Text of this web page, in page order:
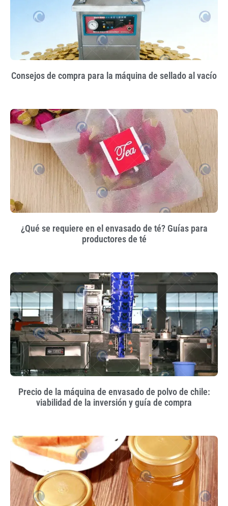
Consejos de compra para la máquina de sellado al vacío
¿Qué se requiere en el envasado de té? Guías para
productores de té
Precio de la máquina de envasado de polvo de chile:
viabilidad de la inversión y guía de compra